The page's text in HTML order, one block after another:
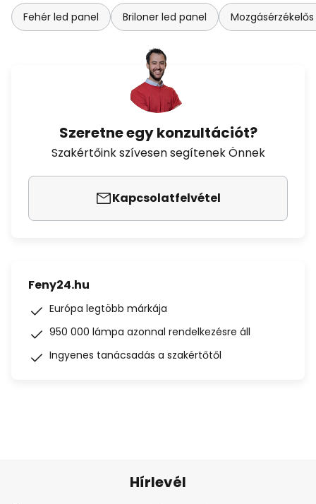
Fehér led panel Briloner led panel
Szeretne egy konzultációt?
Szakértőink szívesen segítenek Önnek
Kapcsolatfelvétel
Feny24.hu
Európa legtöbb márkája
950 000 lámpa azonnal rendelkezésre áll
Ingyenes tanácsadás a szakértőtől
Hírlevél